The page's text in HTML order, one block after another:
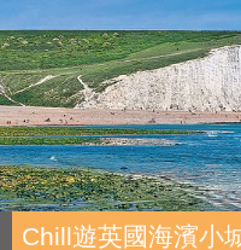
Chill遊英國海濱小